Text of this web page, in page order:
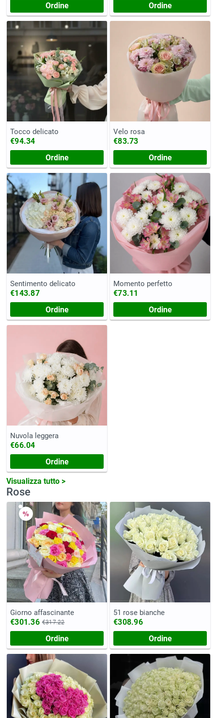
Ordine
Ordine
Tocco delicato
€94.34
Ordine
Velo rosa
€83.73
Ordine
Sentimento delicato
€143.87
Ordine
Momento perfetto
€73.11
Ordine
Nuvola leggera
€66.04
Ordine
Visualizza tutto >
Rose
Giorno affascinante
€301.36 €317.22
Ordine
51 rose bianche
€308.96
Ordine